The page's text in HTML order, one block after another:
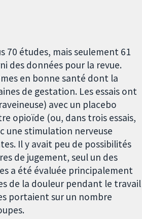
70 études, mais seulement 61
des données pour la revue.
en bonne santé dont la
de gestation. Les essais ont
avec un placebo
opioïde (ou, dans trois essais,
une stimulation nerveuse
Il y avait peu de possibilités
de jugement, seul un des
a été évaluée principalement
de la douleur pendant le travail
portaient sur un nombre